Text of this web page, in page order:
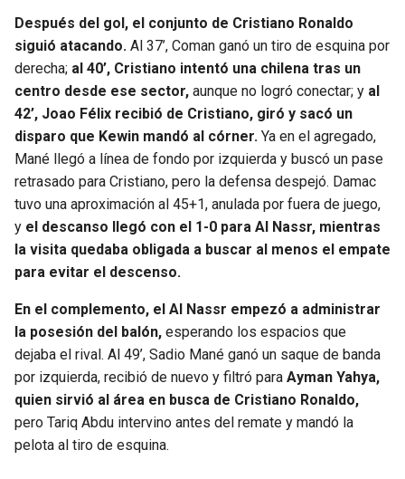
Después del gol, el conjunto de Cristiano Ronaldo
siguió atacando. Al 37’, Coman ganó un tiro de esquina por
derecha; al 40’, Cristiano intentó una chilena tras un
centro desde ese sector, aunque no logró conectar; y al
42’, Joao Félix recibió de Cristiano, giró y sacó un
disparo que Kewin mandó al córner. Ya en el agregado,
Mané llegó a línea de fondo por izquierda y buscó un pase
retrasado para Cristiano, pero la defensa despejó. Damac
tuvo una aproximación al 45+1, anulada por fuera de juego,
y el descanso llegó con el 1-0 para Al Nassr, mientras
la visita quedaba obligada a buscar al menos el empate
para evitar el descenso.
En el complemento, el Al Nassr empezó a administrar
la posesión del balón, esperando los espacios que
dejaba el rival. Al 49’, Sadio Mané ganó un saque de banda
por izquierda, recibió de nuevo y filtró para Ayman Yahya,
quien sirvió al área en busca de Cristiano Ronaldo,
pero Tariq Abdu intervino antes del remate y mandó la
pelota al tiro de esquina.